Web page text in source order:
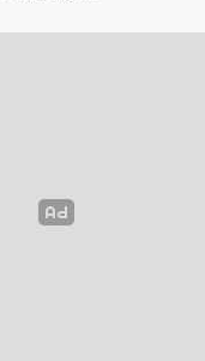
Pesantren Sunan Drajat